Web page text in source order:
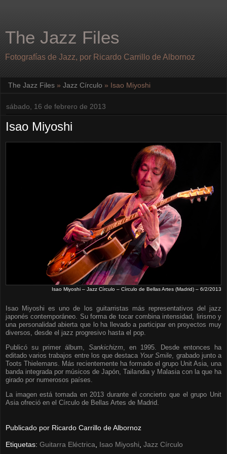
The Jazz Files
Fotografías de Jazz, por Ricardo Carrillo de Albornoz
The Jazz Files » Jazz Círculo » Isao Miyoshi
sábado, 16 de febrero de 2013
Isao Miyoshi
Isao Miyoshi – Jazz Círculo – Círculo de Bellas Artes (Madrid) – 6/2/2013
Isao Miyoshi es uno de los guitarristas más representativos del jazz
japonés contemporáneo. Su forma de tocar combina intensidad, lirismo y
una personalidad abierta que lo ha llevado a participar en proyectos muy
diversos, desde el jazz progresivo hasta el pop.
Publicó su primer álbum, Sankichizm , en 1995. Desde entonces ha
editado varios trabajos entre los que destaca Your Smile , grabado junto a
Toots Thielemans. Más recientemente ha formado el grupo Unit Asia, una
banda integrada por músicos de Japón, Tailandia y Malasia con la que ha
girado por numerosos países.
La imagen está tomada en 2013 durante el concierto que el grupo Unit
Asia ofreció en el Círculo de Bellas Artes de Madrid.
Publicado por Ricardo Carrillo de Albornoz
Etiquetas: Guitarra Eléctrica Isao Miyoshi Jazz Círculo